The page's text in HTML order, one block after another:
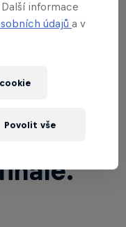
informace
údajůa v
Povolit vše